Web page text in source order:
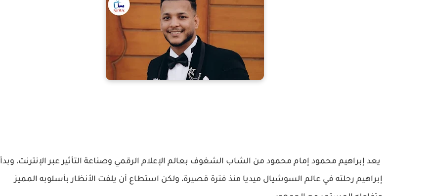
يعد إبراهيم محمود إمام محمود من الشاب الشغوف بعالم الإعلام الرقمي وصناعة التأثير عبر الإنترنت، وبدأ
إبراهيم رحلته في عالم السوشيال ميديا منذ فترة قصيرة، ولكن استطاع أن يلفت الأنظار بأسلوبه المميز